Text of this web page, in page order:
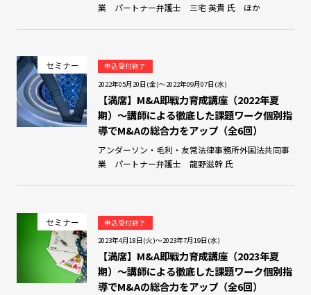
業 パートナー弁護士 三宅 英貴 氏 ほか
セミナー
申込受付終了
2022年05月20日(金)～2022年09月07日(水)
【満席】M&A即戦力育成講座（2022年夏
期）～講師による徹底した課題ワーク個別指
導でM&Aの総合力をアップ（全6回）
アンダーソン・毛利・友常法律事務所外国法共同事
業 パートナー弁護士 龍野滋幹 氏
セミナー
申込受付終了
2023年4月18日(火)～2023年7月19日(水)
【満席】M&A即戦力育成講座（2023年夏
期）～講師による徹底した課題ワーク個別指
導でM&Aの総合力をアップ（全6回）